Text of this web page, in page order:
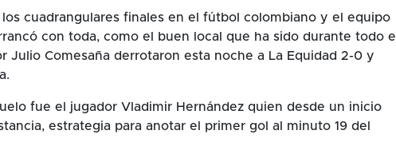
los cuadrangulares finales en el fútbol colombiano y el equipo
con toda, como el buen local que ha sido durante todo el
Julio Comesaña derrotaron esta noche a La Equidad 2-0 y
fue el jugador Vladimir Hernández quien desde un inicio
estrategia para anotar el primer gol al minuto 19 del